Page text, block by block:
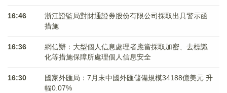
16:46
浙江證監局對財通證券股份有限公司採取出具警示函
措施
16:36
網信辦：大型個人信息處理者應當採取加密、去標識
化等措施保障所處理個人信息安全
16:30
國家外匯局：7月末中國外匯儲備規模34188億美元 升
幅0.07%